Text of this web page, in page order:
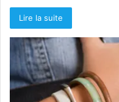
Lire la suite